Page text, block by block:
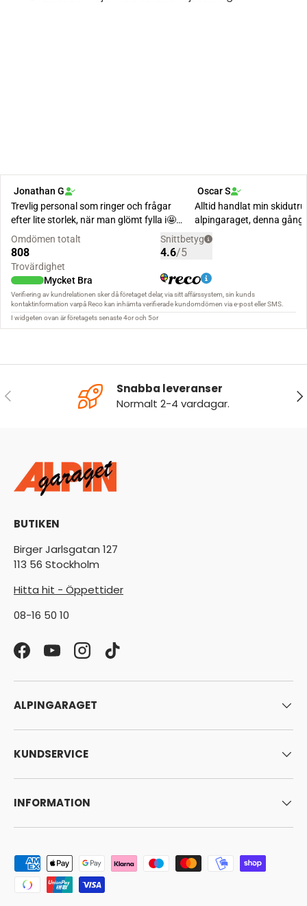
FÖREGÅENDE
Snabba leveranser
Normalt 2-4 vardagar.
BUTIKEN
Birger Jarlsgatan 127
113 56 Stockholm
Hitta hit - Öppettider
08-16 50 10
FacebookYouTubeInstagram
TikTok
ALPINGARAGET
KUNDSERVICE
INFORMATION
Godkända betalningsmetoder